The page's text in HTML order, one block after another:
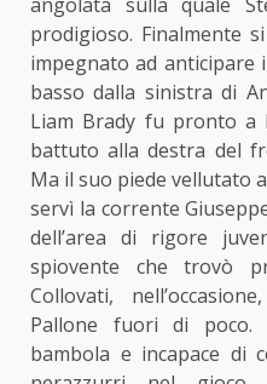
prodigioso. Finalmente
impegnato ad anticipare
basso dalla sinistra di
Liam Brady fu pronto a
battuto alla destra del
Ma il suo piede vellutato
servì la corrente
dell’area di rigore
spiovente che trovò
Collovati,
Pallone fuori di poco.
bambola e incapace di